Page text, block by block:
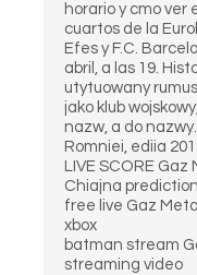
horario y cmo ver
cuartos de la
Efes y F.C.
abril, a las 19.
utytuowany
jako klub
nazw, a do
Romniei, ediia
LIVE SCORE
Chiajna
free live Gaz
xbox
batman stream
streaming video